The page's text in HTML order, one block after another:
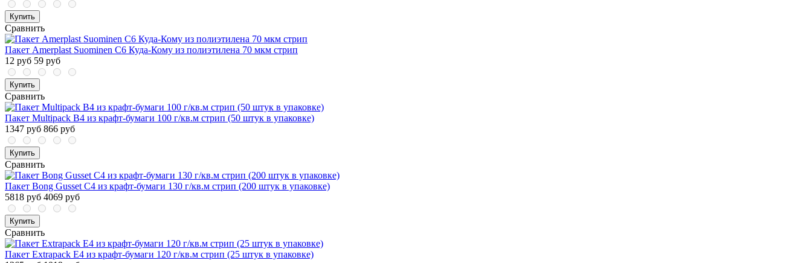
Купить
Сравнить
Пакет Amerplast Suominen С6 Куда-Кому из полиэтилена 70 мкм стрип
12 руб 59 руб
Купить
Сравнить
Пакет Multipack В4 из крафт-бумаги 100 г/кв.м стрип (50 штук в упаковке)
1347 руб 866 руб
Купить
Сравнить
Пакет Bong Gusset С4 из крафт-бумаги 130 г/кв.м стрип (200 штук в упаковке)
5818 руб 4069 руб
Купить
Сравнить
Пакет Extrapack E4 из крафт-бумаги 120 г/кв.м стрип (25 штук в упаковке)